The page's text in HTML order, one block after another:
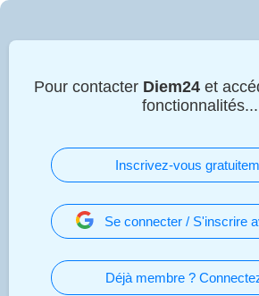
Pour contacter Diem24 et
fonctionnalités...
Inscrivez-vous
Se connecter / S'inscrire
Déjà membre ?